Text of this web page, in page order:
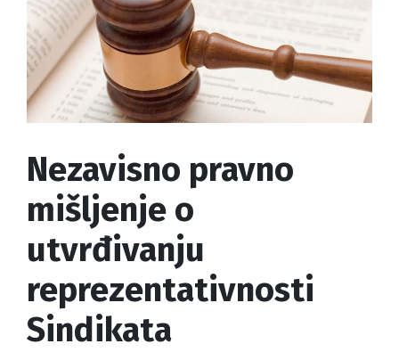
Nezavisno pravno
mišljenje o
utvrđivanju
reprezentativnosti
Sindikata